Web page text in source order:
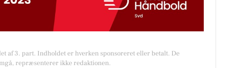
af 3. part. Indholdet er hverken sponsoreret eller betalt. De
repræsenterer ikke redaktionen.